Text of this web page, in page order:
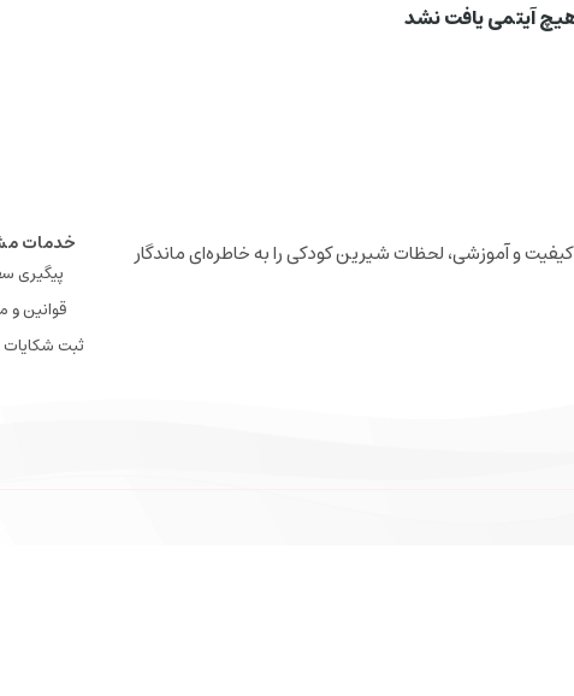
آیتمی یافت نشد
و آموزشی، لحظات شیرین کودکی را به خاطره‌ای ماندگار
خدمات
پیگیری
قوانین و
ثبت